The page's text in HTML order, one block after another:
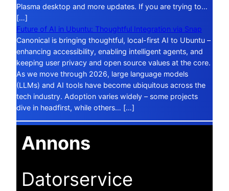
Plasma desktop and more updates. If you are trying to…
[…]
Future of AI in Ubuntu: Thoughtful Integration via Snap
Canonical is bringing thoughtful, local-first AI to Ubuntu –
enhancing accessibility, enabling intelligent agents, and
keeping user privacy and open source values at the core.
As we move through 2026, large language models
(LLMs) and AI tools have become ubiquitous across the
tech industry. Adoption varies widely – some projects
dive in headfirst, while others… […]
Annons
Datorservice